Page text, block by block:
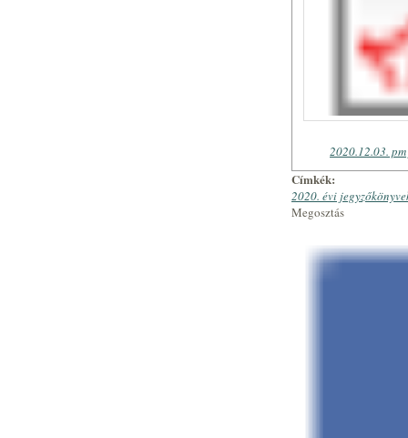
2020.12.03.
Címkék:
2020. évi
Megosztás